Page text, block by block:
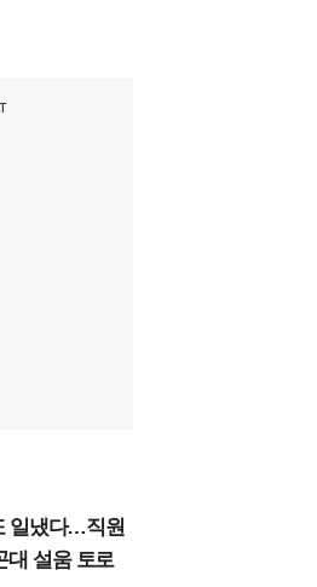
일냈다…직원
설움 토로